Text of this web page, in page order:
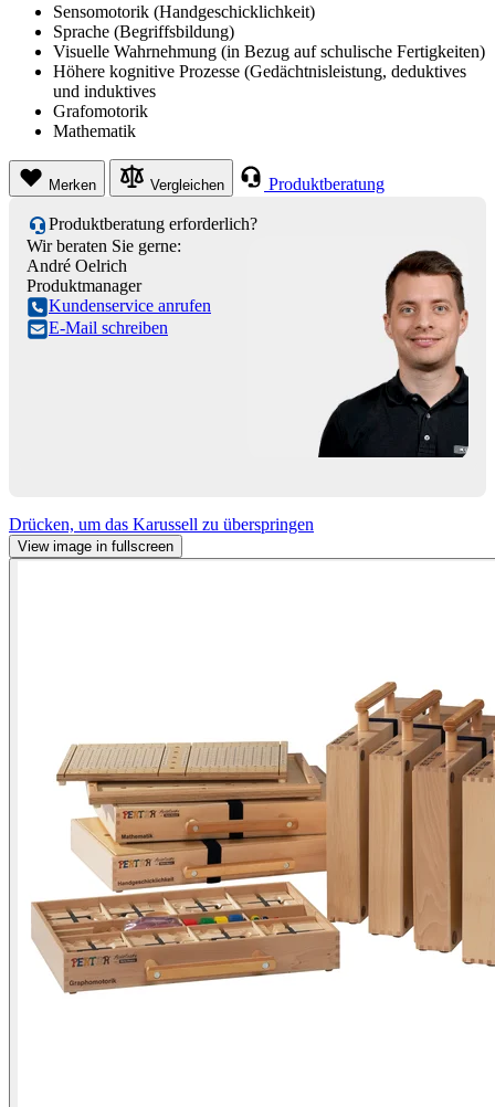
Sensomotorik (Handgeschicklichkeit)
Sprache (Begriffsbildung)
Visuelle Wahrnehmung (in Bezug auf schulische Fertigkeiten)
Höhere kognitive Prozesse (Gedächtnisleistung, deduktives
und induktives
Grafomotorik
Mathematik
Merken Vergleichen Produktberatung
Produktberatung erforderlich?
Wir beraten Sie gerne:
André Oelrich
Produktmanager
Kundenservice anrufen
E-Mail schreiben
Drücken, um das Karussell zu überspringen
View image in fullscreen